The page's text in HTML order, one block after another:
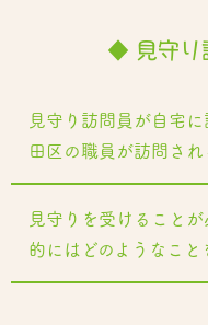
◆ 見守り
見守り訪問員が自宅
田区の職員が訪問され
見守りを受けること
的にはどのようなこと